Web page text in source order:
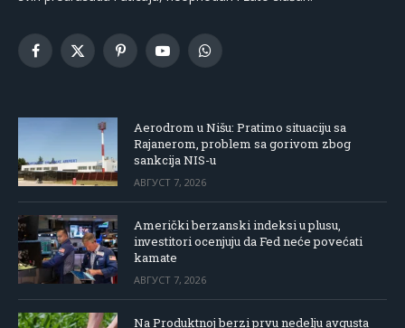
Facebook
X
PinterestYouTubeWhatsApp
Aerodrom u Nišu: Pratimo situaciju sa
Rajanerom, problem sa gorivom zbog
sankcija NIS-u
АВГУСТ 7, 2026
Američki berzanski indeksi u plusu,
investitori ocenjuju da Fed neće povećati
kamate
АВГУСТ 7, 2026
Na Produktnoj berzi prvu nedelju avgusta